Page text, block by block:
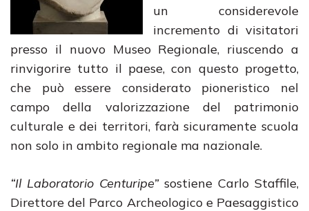
un considerevole
incremento di visitatori
presso il nuovo Museo Regionale, riuscendo a
rinvigorire tutto il paese, con questo progetto,
che può essere considerato pioneristico nel
campo della valorizzazione del patrimonio
culturale e dei territori, farà sicuramente scuola
non solo in ambito regionale ma nazionale.
“Il Laboratorio Centuripe” sostiene Carlo Staffile,
Direttore del Parco Archeologico e Paesaggistico